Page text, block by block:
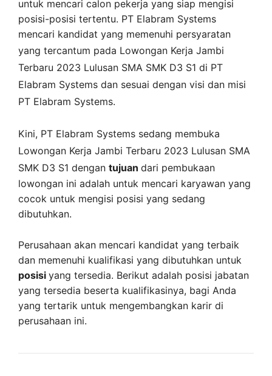
untuk mencari calon pekerja yang siap mengisi
posisi-posisi tertentu. PT Elabram Systems
mencari kandidat yang memenuhi persyaratan
yang tercantum pada Lowongan Kerja Jambi
Terbaru 2023 Lulusan SMA SMK D3 S1 di PT
Elabram Systems dan sesuai dengan visi dan misi
PT Elabram Systems.
Kini, PT Elabram Systems sedang membuka
Lowongan Kerja Jambi Terbaru 2023 Lulusan SMA
SMK D3 S1 dengan tujuan dari pembukaan
lowongan ini adalah untuk mencari karyawan yang
cocok untuk mengisi posisi yang sedang
dibutuhkan.
Perusahaan akan mencari kandidat yang terbaik
dan memenuhi kualifikasi yang dibutuhkan untuk
posisi yang tersedia. Berikut adalah posisi jabatan
yang tersedia beserta kualifikasinya, bagi Anda
yang tertarik untuk mengembangkan karir di
perusahaan ini.